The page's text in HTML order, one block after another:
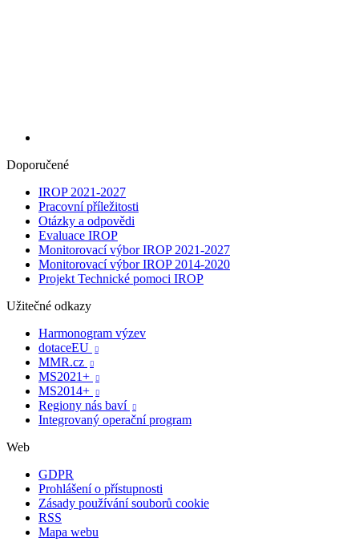
Doporučené
IROP 2021-2027
Pracovní příležitosti
Otázky a odpovědi
Evaluace IROP
Monitorovací výbor IROP 2021-2027
Monitorovací výbor IROP 2014-2020
Projekt Technické pomoci IROP
Užitečné odkazy
Harmonogram výzev
dotaceEU

MMR.cz 
MS2021+ 
MS2014+ 
Regiony nás baví 
Integrovaný operační program
Web
GDPR
Prohlášení o přístupnosti
Zásady používání souborů cookie
RSS
Mapa webu